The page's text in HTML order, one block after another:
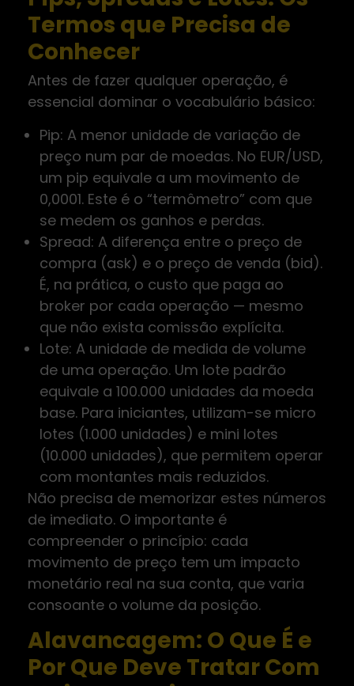
Termos que Precisa de
Conhecer
Antes de fazer qualquer operação, é
essencial dominar o vocabulário básico:
Pip: A menor unidade de variação de
preço num par de moedas. No EUR/USD,
um pip equivale a um movimento de
0,0001. Este é o “termômetro” com que
se medem os ganhos e perdas.
Spread: A diferença entre o preço de
compra (ask) e o preço de venda (bid).
É, na prática, o custo que paga ao
broker por cada operação — mesmo
que não exista comissão explícita.
Lote: A unidade de medida de volume
de uma operação. Um lote padrão
equivale a 100.000 unidades da moeda
base. Para iniciantes, utilizam-se micro
lotes (1.000 unidades) e mini lotes
(10.000 unidades), que permitem operar
com montantes mais reduzidos.
Não precisa de memorizar estes números
de imediato. O importante é
compreender o princípio: cada
movimento de preço tem um impacto
monetário real na sua conta, que varia
consoante o volume da posição.
Alavancagem: O Que É e
Por Que Deve Tratar Com